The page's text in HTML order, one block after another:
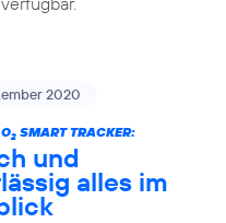
2020
2SMART TRACKER:
und
alles im